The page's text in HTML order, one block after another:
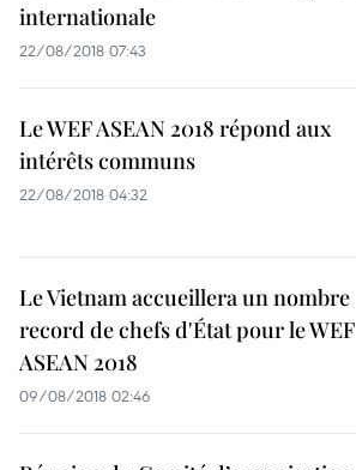
internationale
22/08/2018 07:43
Le WEF ASEAN 2018 répond aux
intérêts communs
22/08/2018 04:32
Le Vietnam accueillera un nombre
record de chefs d'État pour le WEF
ASEAN 2018
09/08/2018 02:46